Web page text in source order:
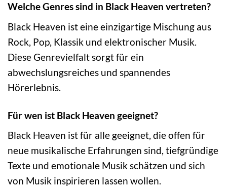
Welche Genres sind in Black Heaven vertreten?
Black Heaven ist eine einzigartige Mischung aus
Rock, Pop, Klassik und elektronischer Musik.
Diese Genrevielfalt sorgt für ein
abwechslungsreiches und spannendes
Hörerlebnis.
Für wen ist Black Heaven geeignet?
Black Heaven ist für alle geeignet, die offen für
neue musikalische Erfahrungen sind, tiefgründige
Texte und emotionale Musik schätzen und sich
von Musik inspirieren lassen wollen.